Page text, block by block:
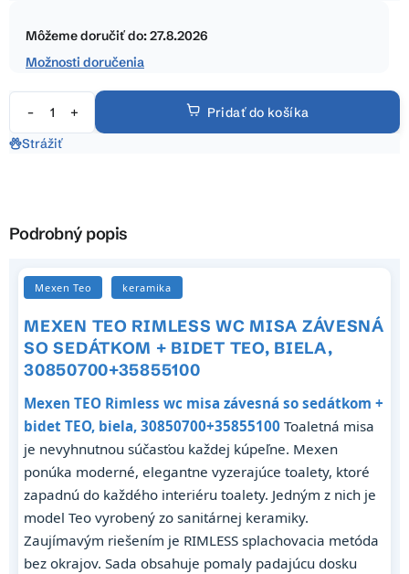
cena:
Môžeme doručiť do:27.8.2026
Možnosti doručenia
Pridať do košíka
Strážiť
Podrobný popis
Mexen Teo keramika
MEXEN TEO RIMLESS WC MISA ZÁVESNÁ
SO SEDÁTKOM + BIDET TEO, BIELA,
30850700+35855100
Mexen TEO Rimless wc misa závesná so sedátkom +
bidet TEO, biela, 30850700+35855100 Toaletná misa
je nevyhnutnou súčasťou každej kúpeľne. Mexen
ponúka moderné, elegantne vyzerajúce toalety, ktoré
zapadnú do každého interiéru toalety. Jedným z nich je
model Teo vyrobený zo sanitárnej keramiky.
Zaujímavým riešením je RIMLESS splachovacia metóda
bez okrajov. Sada obsahuje pomaly padajúcu dosku